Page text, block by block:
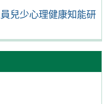
兒少心理健康知能研